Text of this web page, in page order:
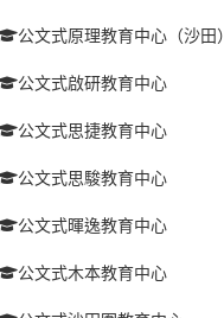
公文式原理教育中心（沙田）
公文式啟研教育中心
公文式思捷教育中心
公文式思駿教育中心
公文式暉逸教育中心
公文式木本教育中心